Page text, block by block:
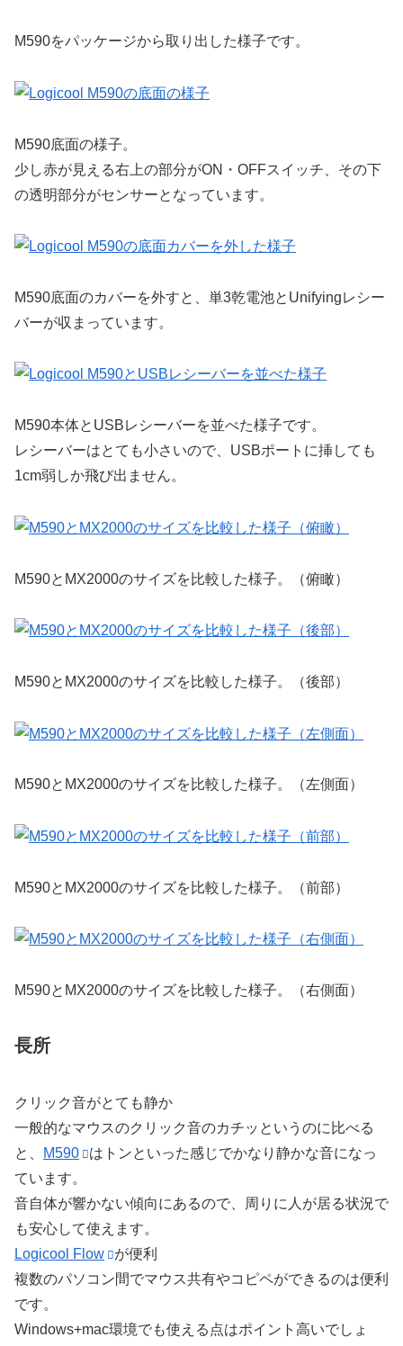
M590をパッケージから取り出した様子です。
M590底面の様子。
少し赤が見える右上の部分がON・OFFスイッチ、その下
の透明部分がセンサーとなっています。
M590底面のカバーを外すと、単3乾電池とUnifyingレシー
バーが収まっています。
M590本体とUSBレシーバーを並べた様子です。
レシーバーはとても小さいので、USBポートに挿しても
1cm弱しか飛び出ません。
M590とMX2000のサイズを比較した様子。（俯瞰）
M590とMX2000のサイズを比較した様子。（後部）
M590とMX2000のサイズを比較した様子。（左側面）
M590とMX2000のサイズを比較した様子。（前部）
M590とMX2000のサイズを比較した様子。（右側面）
長所
クリック音がとても静か
一般的なマウスのクリック音のカチッというのに比べる
と、
M590
はトンといった感じでかなり静かな音になっ
ています。
音自体が響かない傾向にあるので、周りに人が居る状況で
も安心して使えます。
Logicool Flow
が便利
複数のパソコン間でマウス共有やコピペができるのは便利
です。
Windows+mac環境でも使える点はポイント高いでしょ